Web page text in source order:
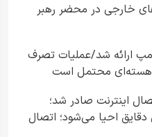
خارجی در محضر رهبر
ارائه شد/عملیات تصرف
هسته‌ای محتمل است
اینترنت صادر شد؛
احیا می‌شود؛ اتصال